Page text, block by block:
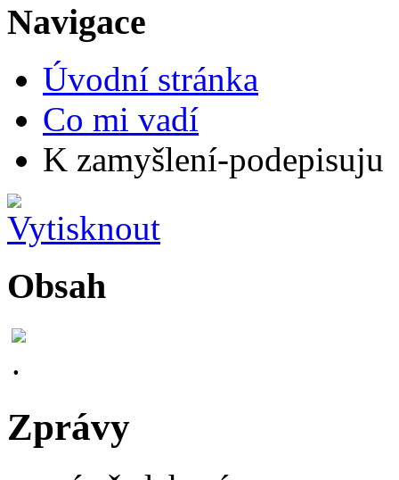
Navigace
Úvodní stránka
Co mi vadí
K zamyšlení-podepisuju
Obsah
Zprávy